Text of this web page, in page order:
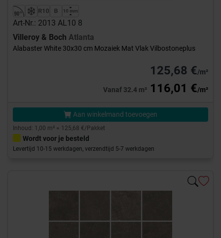
Art-Nr.: 2013 AL10 8
Villeroy & Boch Atlanta
Alabaster White 30x30 cm Mozaiek Mat Vlak Vilbostoneplus
125,68 €/m²
Vanaf 32.4 m² 116,01 €/m²
Aan winkelmand toevoegen
Inhoud: 1,00 m² = 125,68 €/Pakket
Wordt voor je besteld
Levertijd 10-15 werkdagen, verzendtijd 5-7 werkdagen